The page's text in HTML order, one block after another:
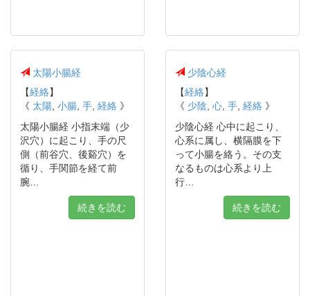
太陽小腸経
【経絡】
《 太陽 小腸 手 経絡 》
太陽小腸経 小指末端（少
沢穴）に起こり、手の尺
側（前谷穴、後谿穴）を
循り、手関節を経て前
腕…
続きを読む
少陰心経
【経絡】
《 少陰 心 手 経絡 》
少陰心経 心中に起こり、
心系に属し、横隔膜を下
って小腸を絡う。その支
なるものは心系より上
行…
続きを読む